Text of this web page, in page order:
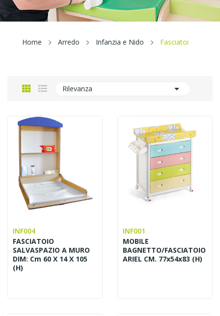
Home Arredo Infanzia e Nido Fasciatoi
Rilevanza 
INF004
FASCIATOIO
SALVASPAZIO A MURO
DIM: Cm 60 X 14 X 105
(h)
INF001
MOBILE
BAGNETTO/FASCIATOIO
ARIEL CM. 77x54x83 (H)